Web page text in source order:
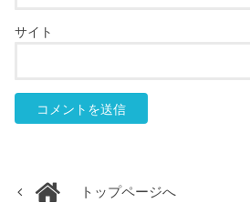
サイト
トップページへ